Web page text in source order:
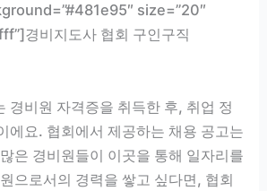
size=”20″
경비지도사 협회 구인구직
경비원 자격증을 취득한 후, 취업 정
에요. 협회에서 제공하는 채용 공고는
은 경비원들이 이곳을 통해 일자리를
으로서의 경력을 쌓고 싶다면, 협회